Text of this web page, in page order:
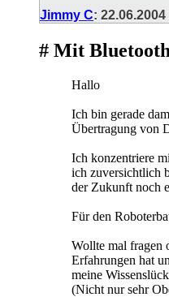
Jimmy C: 22.06.2004
# Mit
Hallo
Ich bin gerade
Übertragung von
Ich konzentriere
ich zuversichtlich
der Zukunft noch
Für den
Wollte mal fragen
Erfahrungen hat
meine
(Nicht nur sehr